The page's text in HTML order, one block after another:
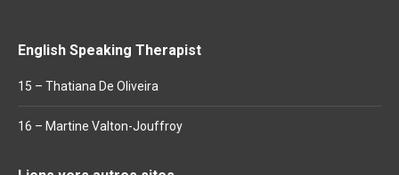
English Speaking Therapist
15 – Thatiana De Oliveira
16 – Martine Valton-Jouffroy